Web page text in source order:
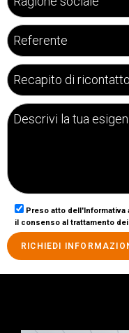
Preso atto
il consenso al trattamento